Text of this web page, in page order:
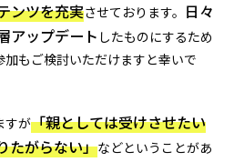
ンツを充実させております。 日々
アップデート したものにするため
もご検討いただけますと幸いで
すが「親としては受けさせたい
たがらない」などということがあ